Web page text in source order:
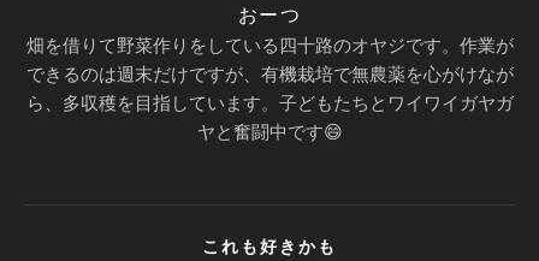
おーつ
畑を借りて野菜作りをしている四十路のオヤジです。作業が
できるのは週末だけですが、有機栽培で無農薬を心がけなが
ら、多収穫を目指しています。子どもたちとワイワイガヤガ
ヤと奮闘中です😄
これも好きかも